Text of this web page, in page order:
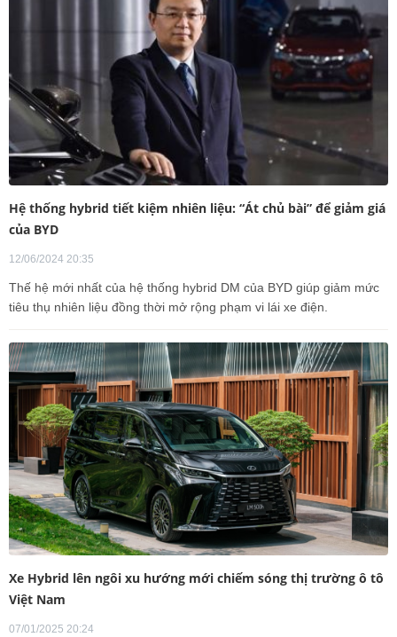
Hệ thống hybrid tiết kiệm nhiên liệu: “Át chủ bài” để giảm giá
của BYD
12/06/2024 20:35
Thế hệ mới nhất của hệ thống hybrid DM của BYD giúp giảm mức
tiêu thụ nhiên liệu đồng thời mở rộng phạm vi lái xe điện.
Xe Hybrid lên ngôi xu hướng mới chiếm sóng thị trường ô tô
Việt Nam
07/01/2025 20:24